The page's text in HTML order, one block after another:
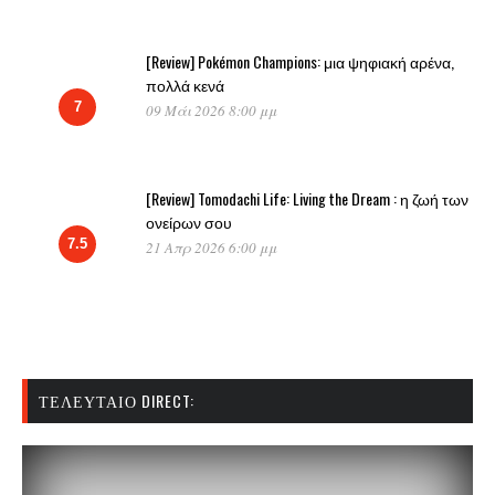
7
[Review] Pokémon Champions: μια ψηφιακή αρένα,
πολλά κενά
09 Μάι 2026 8:00 μμ
7.5
[Review] Tomodachi Life: Living the Dream : η ζωή των
ονείρων σου
21 Απρ 2026 6:00 μμ
ΤΕΛΕΥΤΑΊΟ DIRECT: